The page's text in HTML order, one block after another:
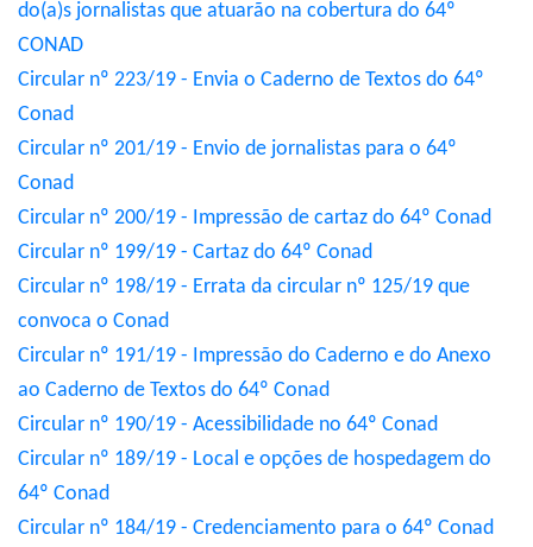
do(a)s jornalistas que atuarão na cobertura do 64º
CONAD
Circular nº 223/19 - Envia o Caderno de Textos do 64º
Conad
Circular nº 201/19 - Envio de jornalistas para o 64º
Conad
Circular nº 200/19 - Impressão de cartaz do 64º Conad
Circular nº 199/19 - Cartaz do 64º Conad
Circular nº 198/19 - Errata da circular nº 125/19 que
convoca o Conad
Circular nº 191/19 - Impressão do Caderno e do Anexo
ao Caderno de Textos do 64º Conad
Circular nº 190/19 - Acessibilidade no 64º Conad
Circular nº 189/19 - Local e opções de hospedagem do
64º Conad
Circular nº 184/19 - Credenciamento para o 64º Conad